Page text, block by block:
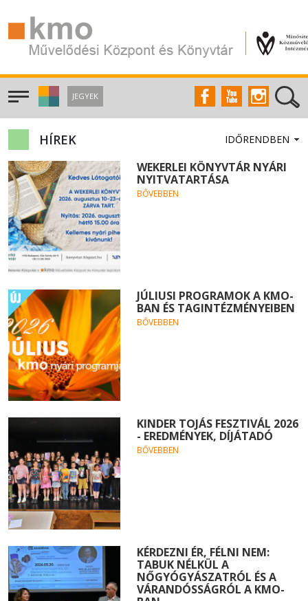
JEGYEK
HÍREK
WEKERLEI KÖNYVTÁR NYÁRI
NYITVATARTÁSA
BŐVEBBEN
JÚLIUSI PROGRAMOK A KMO-
BAN ÉS TAGINTÉZMÉNYEIBEN
BŐVEBBEN
KINDER TOJÁS FESZTIVÁL 2026
- EREDMÉNYEK, DÍJÁTADÓ
BŐVEBBEN
KÉRDEZNI ÉR, FÉLNI NEM:
TABUK NÉLKÜL A
NŐGYÓGYÁSZATRÓL ÉS A
VÁRANDÓSSÁGRÓL A KMO-